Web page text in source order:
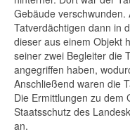
Gebäude
Tatverdächtigen dann in
dieser aus einem Objekt
seiner zwei Begleiter die
angegriffen haben,
Anschließend waren die
Die Ermittlungen zu dem
Staatsschutz des
an.